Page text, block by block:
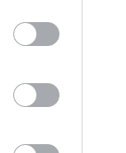
volt:
fizettek
jelentett,